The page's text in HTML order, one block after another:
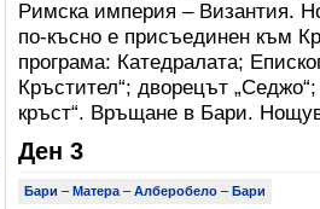
Римска империя – Византия.
по-късно е присъединен към
програма: Катедралата;
Кръстител“; дворецът
кръст“. Връщане в Бари.
Ден 3
Бари – Матера – Алберобело – Бари